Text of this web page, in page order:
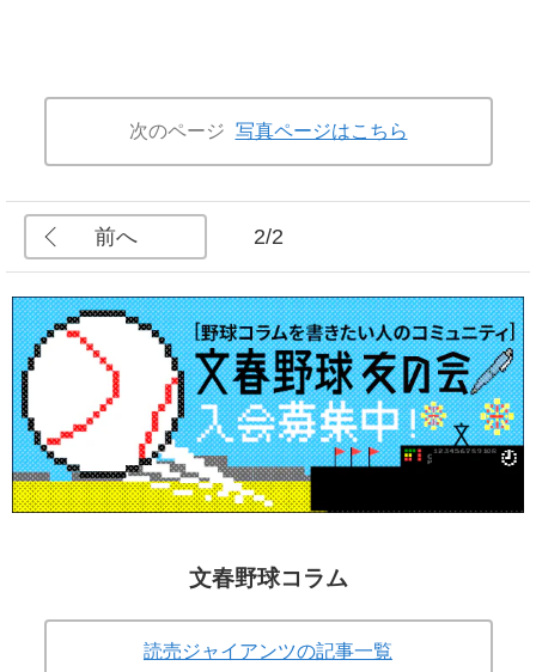
次のページ 写真ページはこちら
前へ 2/2
文春野球コラム
読売ジャイアンツの記事一覧